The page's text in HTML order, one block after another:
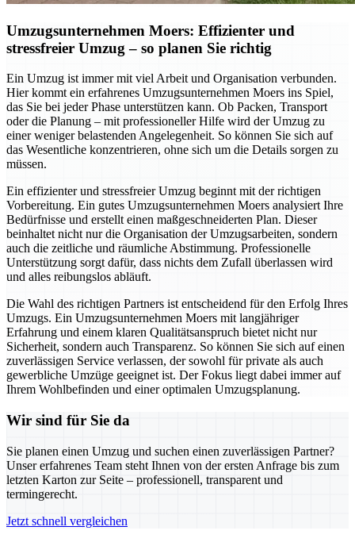
Umzugsunternehmen Moers: Effizienter und
stressfreier Umzug – so planen Sie richtig
Ein Umzug ist immer mit viel Arbeit und Organisation verbunden.
Hier kommt ein erfahrenes Umzugsunternehmen Moers ins Spiel,
das Sie bei jeder Phase unterstützen kann. Ob Packen, Transport
oder die Planung – mit professioneller Hilfe wird der Umzug zu
einer weniger belastenden Angelegenheit. So können Sie sich auf
das Wesentliche konzentrieren, ohne sich um die Details sorgen zu
müssen.
Ein effizienter und stressfreier Umzug beginnt mit der richtigen
Vorbereitung. Ein gutes Umzugsunternehmen Moers analysiert Ihre
Bedürfnisse und erstellt einen maßgeschneiderten Plan. Dieser
beinhaltet nicht nur die Organisation der Umzugsarbeiten, sondern
auch die zeitliche und räumliche Abstimmung. Professionelle
Unterstützung sorgt dafür, dass nichts dem Zufall überlassen wird
und alles reibungslos abläuft.
Die Wahl des richtigen Partners ist entscheidend für den Erfolg Ihres
Umzugs. Ein Umzugsunternehmen Moers mit langjähriger
Erfahrung und einem klaren Qualitätsanspruch bietet nicht nur
Sicherheit, sondern auch Transparenz. So können Sie sich auf einen
zuverlässigen Service verlassen, der sowohl für private als auch
gewerbliche Umzüge geeignet ist. Der Fokus liegt dabei immer auf
Ihrem Wohlbefinden und einer optimalen Umzugsplanung.
Wir sind für Sie da
Sie planen einen Umzug und suchen einen zuverlässigen Partner?
Unser erfahrenes Team steht Ihnen von der ersten Anfrage bis zum
letzten Karton zur Seite – professionell, transparent und
termingerecht.
Jetzt schnell vergleichen